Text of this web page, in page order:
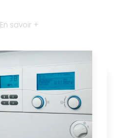
En savoir +